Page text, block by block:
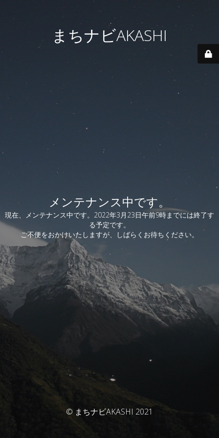
まちナビAKASHI
メンテナンス中です。
現在、メンテナンス中です。2022年3月23日午前9時までには終了す
る予定です。
ご不便をおかけいたしますが、しばらくお待ちください。
© まちナビAKASHI 2021